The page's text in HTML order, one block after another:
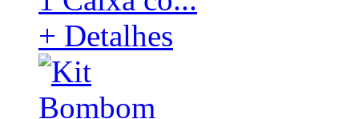
+ Detalhes